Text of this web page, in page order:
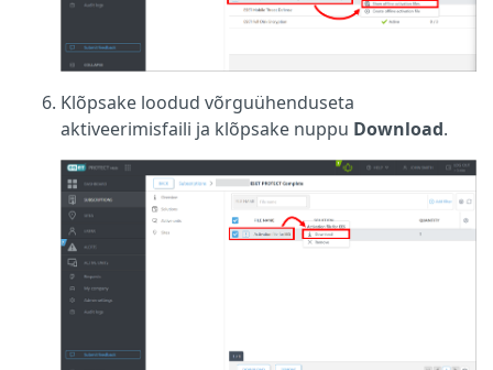
Klõpsake loodud võrguühenduseta
aktiveerimisfaili ja klõpsake nuppu Download.